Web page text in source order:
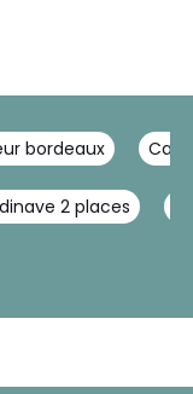
bordeaux
2 places